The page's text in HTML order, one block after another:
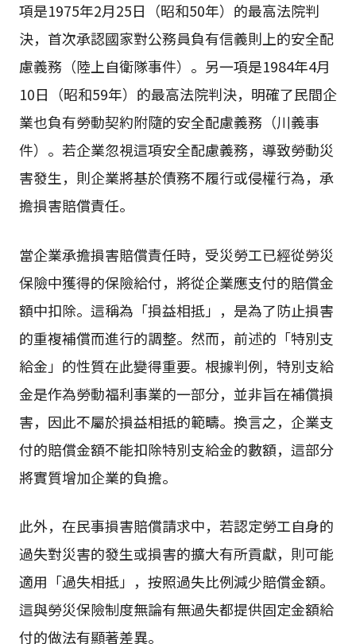
項是1975年2月25日（昭和50年）的最高法院判
決，首次承認國家對公務員負有信義則上的安全配
慮義務（陸上自衛隊事件）。另一項是1984年4月
10日（昭和59年）的最高法院判決，明確了民間企
業也負有勞動契約附隨的安全配慮義務（川義事
件）。若企業忽視這項安全配慮義務，導致勞動災
害發生，則企業將基於債務不履行或侵權行為，承
擔損害賠償責任。
當企業承擔損害賠償責任時，受災勞工已經從勞災
保險中獲得的保險給付，將從企業應支付的賠償金
額中扣除。這稱為「損益相抵」，是為了防止損害
的重複補償而進行的調整。然而，前述的「特別支
給金」的性質在此變得重要。根據判例，特別支給
金是作為勞動福利事業的一部分，並非旨在補償損
害，因此不屬於損益相抵的範疇。換言之，企業支
付的賠償金額不能扣除特別支給金的數額，這部分
將實質增加企業的負擔。
此外，在民事損害賠償請求中，若認定勞工自身的
過失對災害的發生或損害的擴大有所貢獻，則可能
適用「過失相抵」，按照過失比例減少賠償金額。
這與勞災保險制度無論有無過失都提供固定金額給
付的做法有顯著差異。